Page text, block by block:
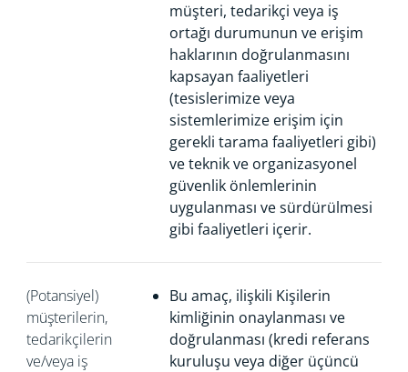
müşteri, tedarikçi veya iş
ortağı durumunun ve erişim
haklarının doğrulanmasını
kapsayan faaliyetleri
(tesislerimize veya
sistemlerimize erişim için
gerekli tarama faaliyetleri gibi)
ve teknik ve organizasyonel
güvenlik önlemlerinin
uygulanması ve sürdürülmesi
gibi faaliyetleri içerir.
(Potansiyel)
müşterilerin,
tedarikçilerin
ve/veya iş
Bu amaç, ilişkili Kişilerin
kimliğinin onaylanması ve
doğrulanması (kredi referans
kuruluşu veya diğer üçüncü